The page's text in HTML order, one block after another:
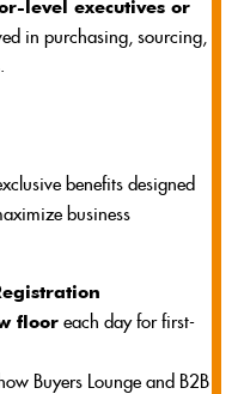
level executives or
in purchasing, sourcing,
benefits designed
business
floor each day for first-
Buyers Lounge and B2B